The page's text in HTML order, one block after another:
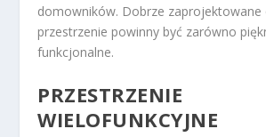
domowników. Dobrze zaprojektowane
przestrzenie powinny być zarówno
funkcjonalne.
PRZESTRZENIE
WIELOFUNKCYJNE